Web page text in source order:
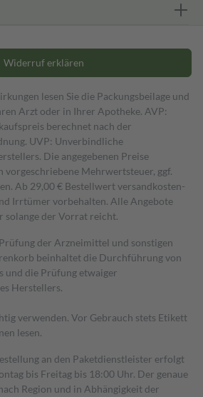
Widerruf erklären
lesen Sie die Packungsbeilage und
Arzt oder in Ihrer Apotheke. AVP:
berechnet nach der
UVP: Unverbindliche
Die angegebenen Preise
vorgeschriebene Mehrwertsteuer, ggf.
Ab 29,00 € Bestell­wert versand­kosten­
Irrtümer vorbehalten. Alle Angebote
solange der Vorrat reicht.
der Arzneimittel und sonstigen
beinhaltet die Durchführung von
und die Prüfung etwaiger
Herstellers.
verwenden. Vor Gebrauch stets Etikett
lesen.
an den Paketdienstleister erfolgt
bis Freitag bis 18:00 Uhr. Der genaue
Region und in Abhängigkeit der